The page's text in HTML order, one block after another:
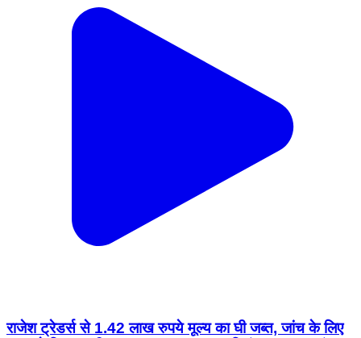
राजेश ट्रेडर्स से 1.42 लाख रुपये मूल्य का घी जब्त, जांच के लिए